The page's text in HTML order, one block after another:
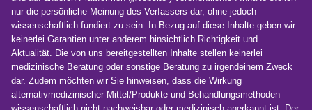
nur die persönliche Meinung des Verfassers dar, ohne jedoch
wissenschaftlich fundiert zu sein. In Bezug auf diese Inhalte geben wir
keinerlei Garantien unter anderem hinsichtlich Richtigkeit und
Aktualität. Die von uns bereitgestellten Inhalte stellen keinerlei
medizinische Beratung oder sonstige Beratung zu irgendeinem Zweck
dar. Zudem möchten wir Sie hinweisen, dass die Wirkung
alternativmedizinischer Mittel/Produkte und Behandlungsmethoden